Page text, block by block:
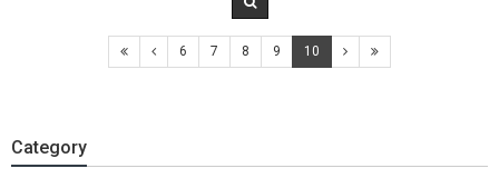
6 7 8 9 10
Category